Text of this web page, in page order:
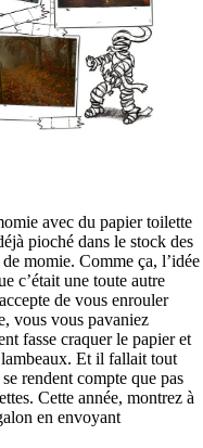
avec du papier toilette
pioché dans le stock des
momie. Comme ça, l’idée
c’était une toute autre
de vous enrouler
vous vous pavaniez
fasse craquer le papier et
Et il fallait tout
rendent compte que pas
Cette année, montrez à
en envoyant